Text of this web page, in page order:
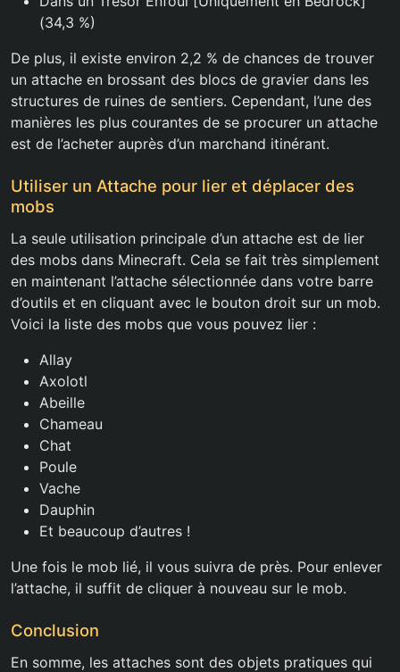
(34,3 %)
De plus, il existe environ 2,2 % de chances de trouver
un attache en brossant des blocs de gravier dans les
structures de ruines de sentiers. Cependant, l’une des
manières les plus courantes de se procurer un attache
est de l’acheter auprès d’un marchand itinérant.
Utiliser un Attache pour lier et déplacer des
mobs
La seule utilisation principale d’un attache est de lier
des mobs dans Minecraft. Cela se fait très simplement
en maintenant l’attache sélectionnée dans votre barre
d’outils et en cliquant avec le bouton droit sur un mob.
Voici la liste des mobs que vous pouvez lier :
Allay
Axolotl
Abeille
Chameau
Chat
Poule
Vache
Dauphin
Et beaucoup d’autres !
Une fois le mob lié, il vous suivra de près. Pour enlever
l’attache, il suffit de cliquer à nouveau sur le mob.
Conclusion
En somme, les attaches sont des objets pratiques qui